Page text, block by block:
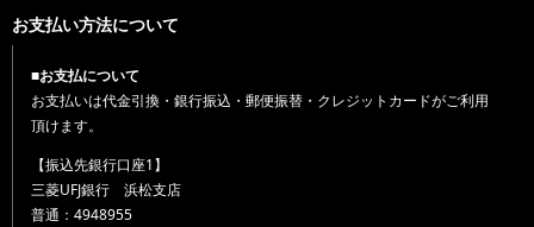
お支払い方法について
■お支払について
お支払いは代金引換・銀行振込・郵便振替・クレジットカードがご利用
頂けます。
【振込先銀行口座1】
三菱UFJ銀行 浜松支店
普通：4948955